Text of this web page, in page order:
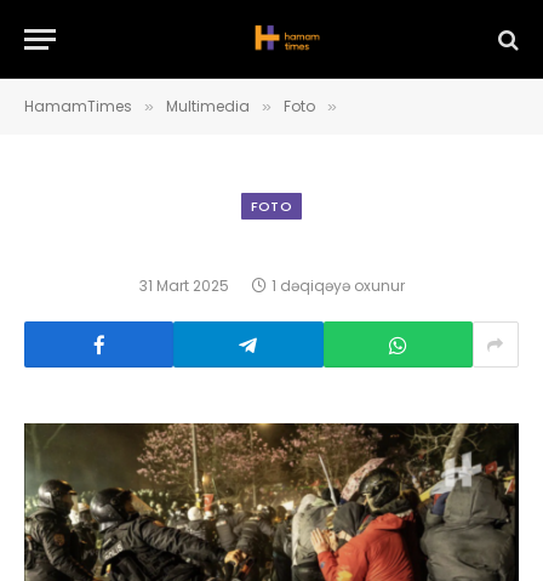
HamamTimes » Multimedia » Foto »
FOTO
31 Mart 2025 1 dəqiqəyə oxunur